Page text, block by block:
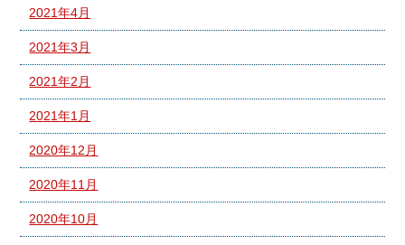
2021年4月
2021年3月
2021年2月
2021年1月
2020年12月
2020年11月
2020年10月